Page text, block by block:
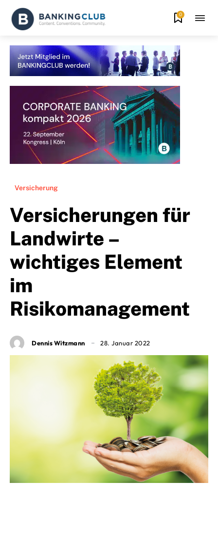
0
Versicherung
Versicherungen für
Landwirte –
wichtiges Element
im
Risikomanagement
Dennis Witzmann 28. Januar 2022